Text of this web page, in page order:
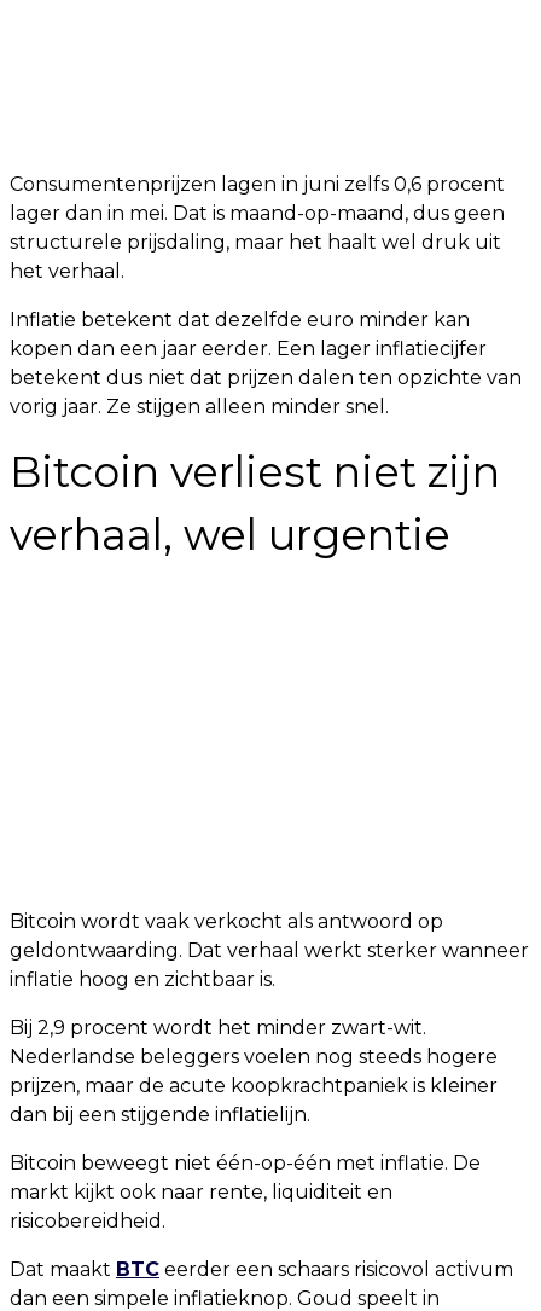
Consumentenprijzen lagen in juni zelfs 0,6 procent
lager dan in mei. Dat is maand-op-maand, dus geen
structurele prijsdaling, maar het haalt wel druk uit
het verhaal.
Inflatie betekent dat dezelfde euro minder kan
kopen dan een jaar eerder. Een lager inflatiecijfer
betekent dus niet dat prijzen dalen ten opzichte van
vorig jaar. Ze stijgen alleen minder snel.
Bitcoin verliest niet zijn
verhaal, wel urgentie
Bitcoin wordt vaak verkocht als antwoord op
geldontwaarding. Dat verhaal werkt sterker wanneer
inflatie hoog en zichtbaar is.
Bij 2,9 procent wordt het minder zwart-wit.
Nederlandse beleggers voelen nog steeds hogere
prijzen, maar de acute koopkrachtpaniek is kleiner
dan bij een stijgende inflatielijn.
Bitcoin beweegt niet één-op-één met inflatie. De
markt kijkt ook naar rente, liquiditeit en
risicobereidheid.
Dat maakt BTC eerder een schaars risicovol activum
dan een simpele inflatieknop. Goud speelt in